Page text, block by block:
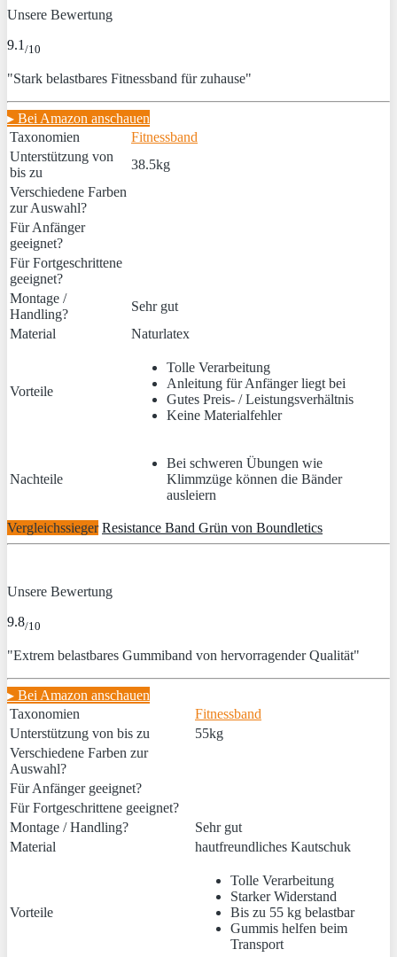
Unsere Bewertung
9.1 /10
"Stark belastbares Fitnessband für zuhause"
▸ Bei Amazon anschauen
Taxonomien
Fitnessband
Unterstützung von
bis zu
38.5kg
Verschiedene Farben
zur Auswahl?
Für Anfänger
geeignet?
Für Fortgeschrittene
geeignet?
Montage /
Handling?
Sehr gut
Material
Naturlatex
Vorteile
Tolle Verarbeitung
Anleitung für Anfänger liegt bei
Gutes Preis- / Leistungsverhältnis
Keine Materialfehler
Nachteile
Bei schweren Übungen wie
Klimmzüge können die Bänder
ausleiern
Vergleichssieger Resistance Band Grün von Boundletics
Unsere Bewertung
9.8/10
"Extrem belastbares Gummiband von hervorragender Qualität"
▸ Bei Amazon anschauen
Taxonomien
Fitnessband
Unterstützung von bis zu
55kg
Verschiedene Farben zur
Auswahl?
Für Anfänger geeignet?
Für Fortgeschrittene geeignet?
Montage / Handling?
Sehr gut
Material
hautfreundliches Kautschuk
Vorteile
Tolle Verarbeitung
Starker Widerstand
Bis zu 55 kg belastbar
Gummis helfen beim
Transport